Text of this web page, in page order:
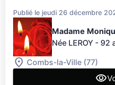
Publié le jeudi 26 décembre
Madame
Née LEROY - 92
Combs-la-Ville (77)